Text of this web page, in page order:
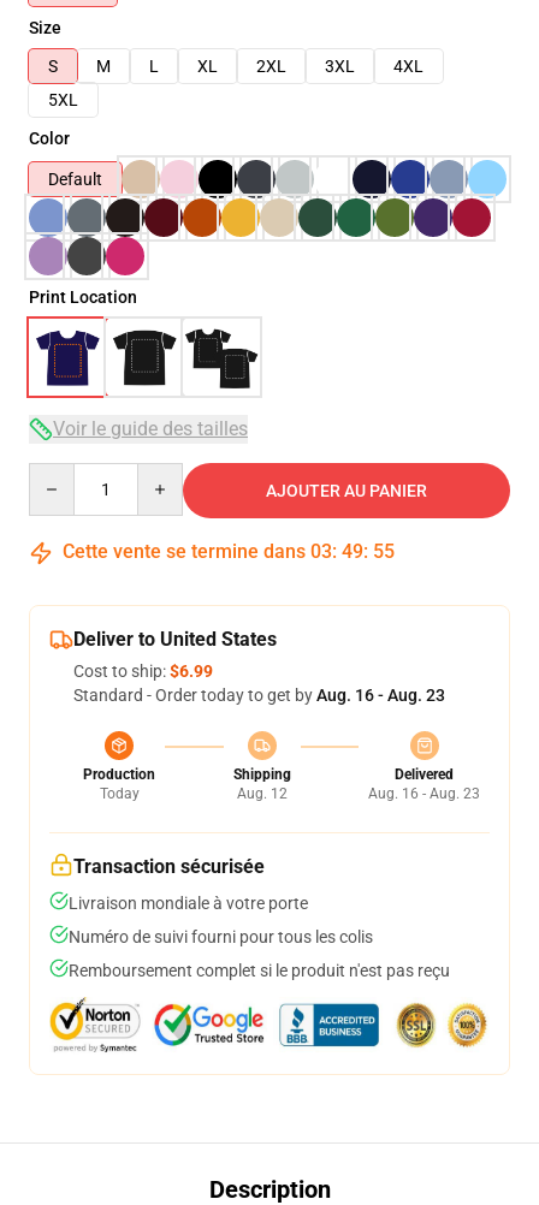
Size
S
M L XL 2XL 3XL
4XL
5XL
Color
Default
Print Location
Voir le guide des tailles
AJOUTER AU PANIER
Cette vente se termine dans 03: 49: 54
Deliver to United States
Cost to ship:$6.99
Standard - Order today to get byAug. 16 - Aug. 23
Production
Today
Shipping
Aug. 12
Delivered
Aug. 16 - Aug. 23
Transaction sécurisée
Livraison mondiale à votre porte
Numéro de suivi fourni pour tous les colis
Remboursement complet si le produit n'est pas reçu
Description